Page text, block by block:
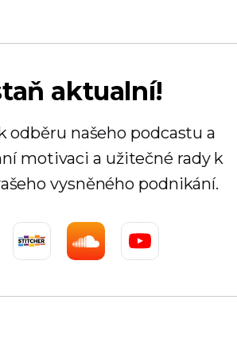
aktualní!
odběru našeho podcastu a
motivaci a užitečné rady k
vysněného podnikání.